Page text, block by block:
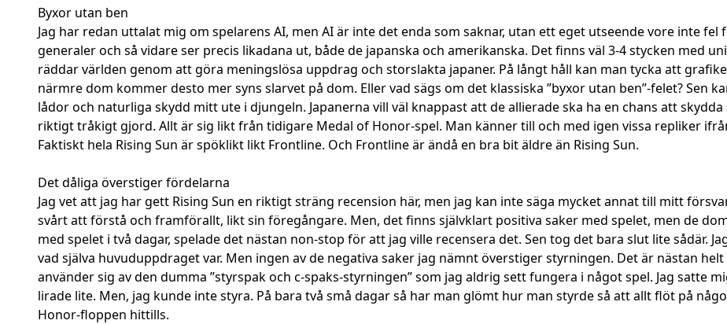
Byxor utan ben
Jag har redan uttalat mig om spelarens AI, men AI är inte det enda som saknar, utan ett eget utseende vore inte
generaler och så vidare ser precis likadana ut, både de japanska och amerikanska. Det finns väl 3-4 stycken med
räddar världen genom att göra meningslösa uppdrag och storslakta japaner. På långt håll kan man tycka att
närmre dom kommer desto mer syns slarvet på dom. Eller vad sägs om det klassiska ”byxor utan ben”-felet? Sen
lådor och naturliga skydd mitt ute i djungeln. Japanerna vill väl knappast att de allierade ska ha en chans att
riktigt tråkigt gjord. Allt är sig likt från tidigare Medal of Honor-spel. Man känner till och med igen vissa repliker
Faktiskt hela Rising Sun är spöklikt likt Frontline. Och Frontline är ändå en bra bit äldre än Rising Sun.
Det dåliga överstiger fördelarna
Jag vet att jag har gett Rising Sun en riktigt sträng recension här, men jag kan inte säga mycket annat till mitt
svårt att förstå och framförallt, likt sin föregångare. Men, det finns självklart positiva saker med spelet, men de
med spelet i två dagar, spelade det nästan non-stop för att jag ville recensera det. Sen tog det bara slut lite sådär.
vad själva huvuduppdraget var. Men ingen av de negativa saker jag nämnt överstiger styrningen. Det är nästan
använder sig av den dumma ”styrspak och c-spaks-styrningen” som jag aldrig sett fungera i något spel. Jag satte
lirade lite. Men, jag kunde inte styra. På bara två små dagar så har man glömt hur man styrde så att allt flöt på
Honor-floppen hittills.